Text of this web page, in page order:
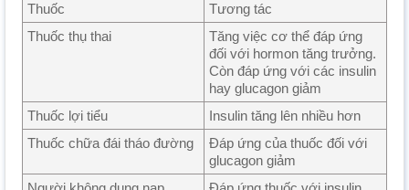
Thuốc
Tương tác
Thuốc thụ thai
Tăng việc cơ thể đáp ứng
đối với hormon tăng trưởng.
Còn đáp ứng với các insulin
hay glucagon giảm
Thuốc lợi tiểu
Insulin tăng lên nhiều hơn
Thuốc chữa đái tháo đường
Đáp ứng của thuốc đối với
glucagon giảm